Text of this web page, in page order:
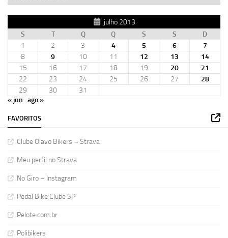
julho 2013
S
T Q Q S S
D
1
2 3 4 5 6
7
8
9 10 11 12 13
14
15
16 17 18 19 20
21
22
23 24 25 26 27
28
29
30
31
« jun ago »
FAVORITOS
Clube Olavo Bikers – Strava
Meu perfil no Strava
No Giro – Instagram
Pedal Bike Clube SP
Pelote.com.br
Polibikers